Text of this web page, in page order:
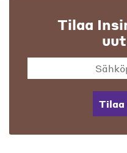
Tilaa